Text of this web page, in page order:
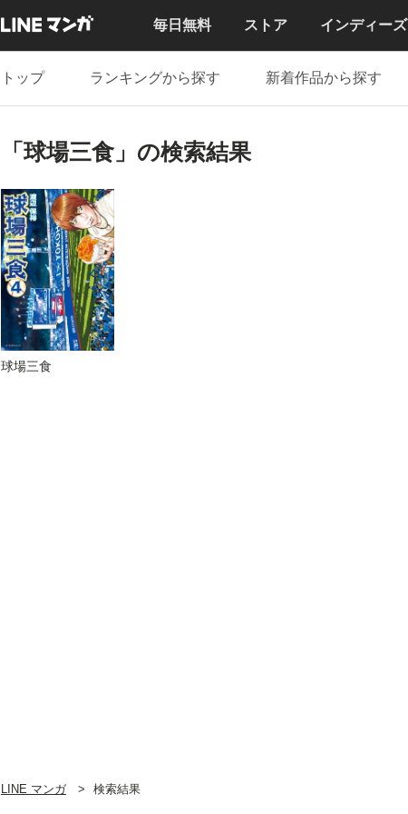
毎日無料 ストア インディーズ
トップ ランキングから探す 新着作品から探す
「球場三食」の検索結果
球場三食
LINE マンガ 検索結果